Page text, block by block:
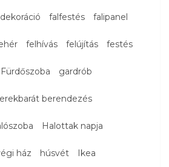
falfestés falipanel
felhívás felújítás festés
Fürdőszoba gardrób
berendezés
Halottak napja
ház húsvét Ikea